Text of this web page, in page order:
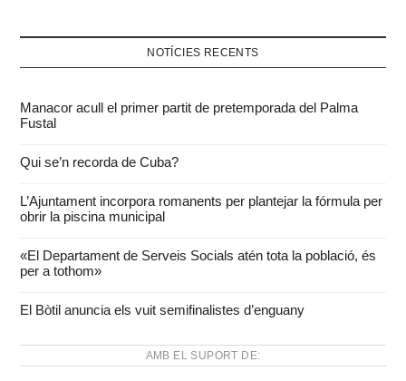
NOTÍCIES RECENTS
Manacor acull el primer partit de pretemporada del Palma
Fustal
Qui se’n recorda de Cuba?
L’Ajuntament incorpora romanents per plantejar la fórmula per
obrir la piscina municipal
«El Departament de Serveis Socials atén tota la població, és
per a tothom»
El Bòtil anuncia els vuit semifinalistes d’enguany
AMB EL SUPORT DE: